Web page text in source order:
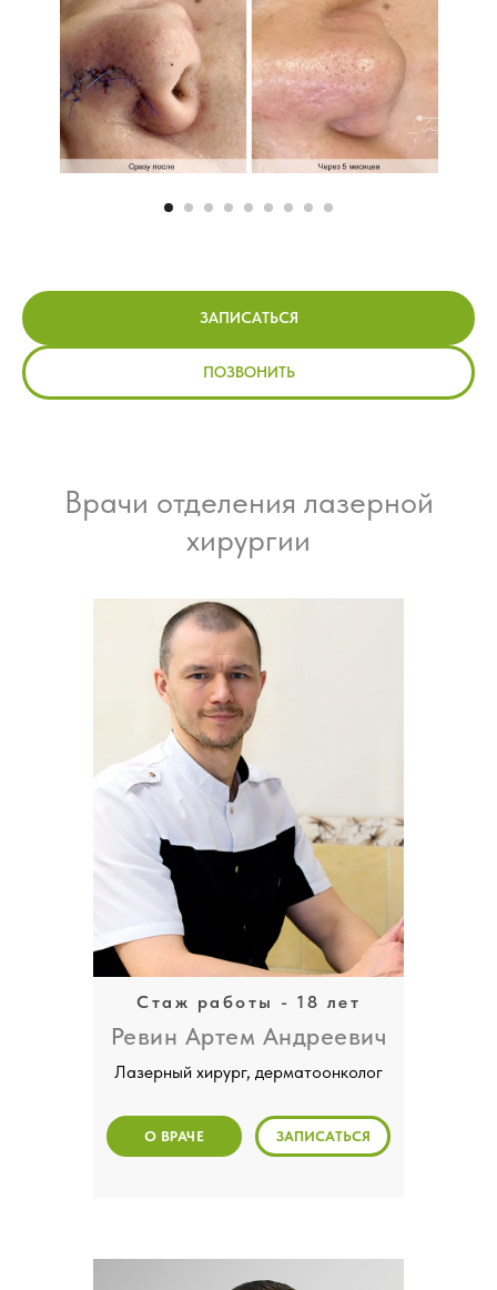
ЗАПИСАТЬСЯ
ПОЗВОНИТЬ
Врачи отделения лазерной
хирургии
Ревин Артем Андреевич
Лазерный хирург, дерматоонколог
Стаж работы - 18 лет
О ВРАЧЕ ЗАПИСАТЬСЯ